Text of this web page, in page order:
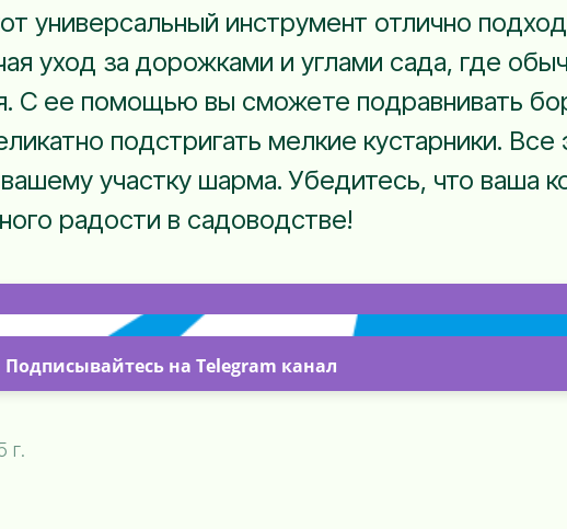
универсальный инструмент отлично
уход за дорожками и углами сада, где
С ее помощью вы сможете подравнивать
подстригать мелкие кустарники. Все
участку шарма. Убедитесь, что ваша
радости в садоводстве!
Подписывайтесь на Telegram канал
г.